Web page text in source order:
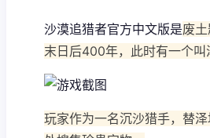
沙漠追猎者官方中文版是废
末日后400年，此时有一个叫
玩家作为一名沉沙猎手，替